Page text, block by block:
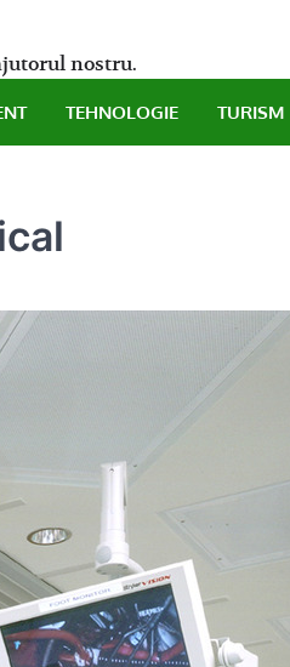
nostru.
TEHNOLOGIE TURISM